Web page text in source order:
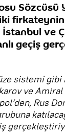
Sözcüsü
firkateynin
ve
geçiş
sistemi gibi
ve
Rus